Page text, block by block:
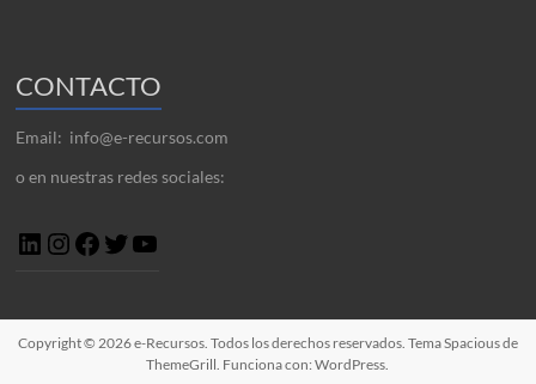
CONTACTO
Email: info@e-recursos.com
o en nuestras redes sociales:
LinkedInInstagram
Facebook
Twitter
Copyright © 2026e-Recursos. Todos los derechos reservados. TemaSpaciousde
ThemeGrill. Funciona con:WordPress